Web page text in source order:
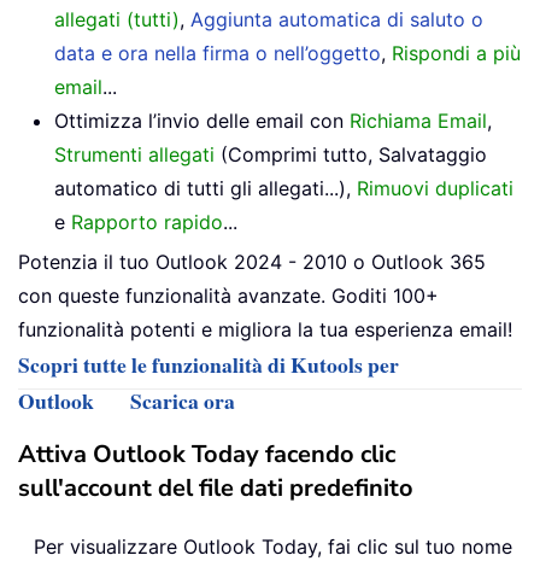
allegati (tutti), Aggiunta automatica di saluto o
data e ora nella firma o nell’oggetto, Rispondi a più
email...
Ottimizza l’invio delle email con Richiama Email,
Strumenti allegati (Comprimi tutto, Salvataggio
automatico di tutti gli allegati...), Rimuovi duplicati
e Rapporto rapido...
Potenzia il tuo Outlook 2024 - 2010 o Outlook 365
con queste funzionalità avanzate. Goditi 100+
funzionalità potenti e migliora la tua esperienza email!
Scopri tutte le funzionalità di Kutools per
Outlook
Scarica ora
Attiva Outlook Today facendo clic
sull'account del file dati predefinito
Per visualizzare Outlook Today, fai clic sul tuo nome